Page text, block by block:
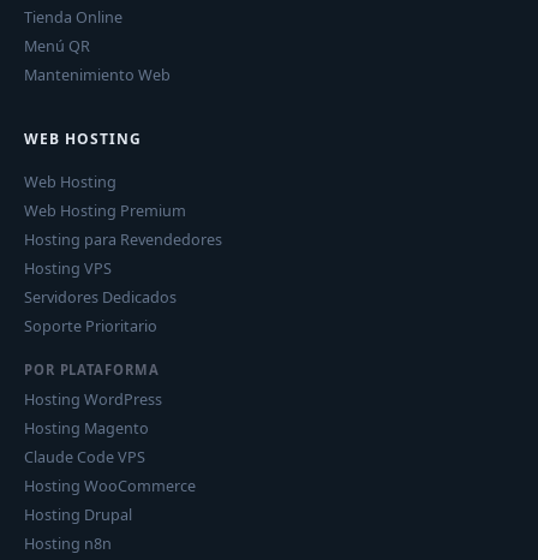
Tienda Online
Menú QR
Mantenimiento Web
WEB HOSTING
Web Hosting
Web Hosting Premium
Hosting para Revendedores
Hosting VPS
Servidores Dedicados
Soporte Prioritario
POR PLATAFORMA
Hosting WordPress
Hosting Magento
Claude Code VPS
Hosting WooCommerce
Hosting Drupal
Hosting n8n